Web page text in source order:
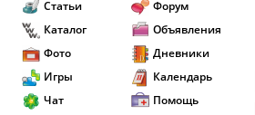
Статьи
Каталог
Фото
Игры
Чат
Форум
Объявления
Дневники
Календарь
Помощь